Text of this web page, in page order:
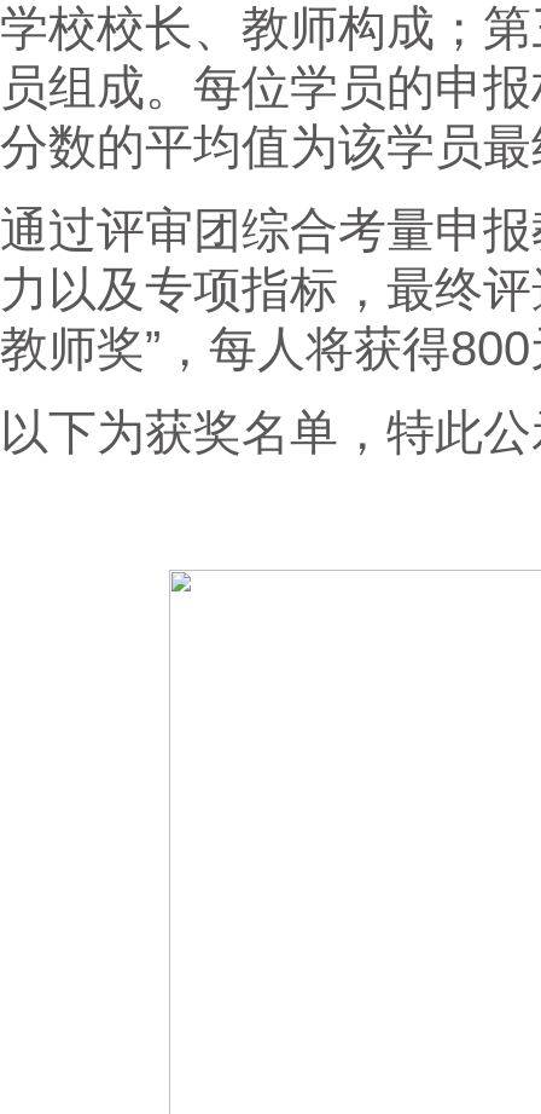
学校校长、教师构成；
员组成。每位学员的申
分数的平均值为该学员
通过评审团综合考量申
力以及专项指标，最终
教师奖”，每人将获得
以下为获奖名单，特此